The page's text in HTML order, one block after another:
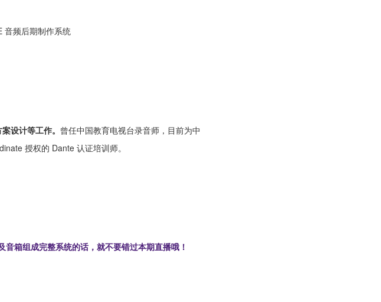
频后期制作系统
设计等工作。 曾任中国教育电视台录音师，目前为中
授权的 Dante 认证培训师。
箱组成完整系统的话，就不要错过本期直播哦！